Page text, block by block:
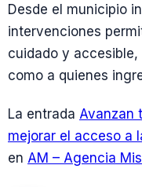
Desde el municipio
intervenciones
cuidado y
como a quienes
La entrada Avanzan
mejorar el acceso a
en AM – Agencia